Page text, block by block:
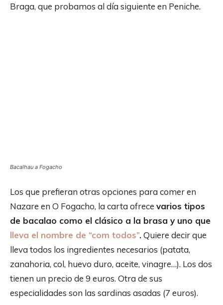
Braga, que probamos al día siguiente en Peniche.
Bacalhau a Fogacho
Los que prefieran otras opciones para comer en
Nazare en O Fogacho, la carta ofrece varios tipos
de bacalao como el clásico a la brasa y uno que
lleva el nombre de “com todos”.Quiere decir que
lleva todos los ingredientes necesarios (patata,
zanahoria, col, huevo duro, aceite, vinagre…). Los dos
tienen un precio de 9 euros. Otra de sus
especialidades son las sardinas asadas (7 euros).